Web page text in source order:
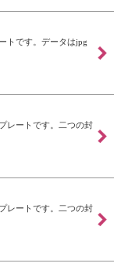
トです。データはjpg
レートです。二つの封
レートです。二つの封